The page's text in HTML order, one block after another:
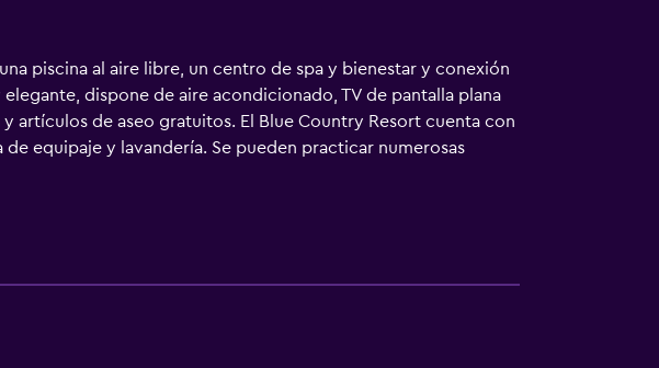
piscina al aire libre, un centro de spa y bienestar y conexión
dispone de aire acondicionado, TV de pantalla plana
artículos de aseo gratuitos. El Blue Country Resort cuenta con
equipaje y lavandería. Se pueden practicar numerosas
Country Resort proporciona aparcamiento gratuito. El
12 km de la localidad de Wai y a 20 km de la estación de